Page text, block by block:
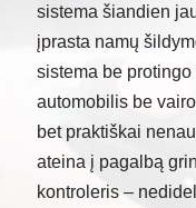
sistema šiandien
įprasta namų
sistema be
automobilis be
bet praktiškai
ateina į pagalbą
kontroleris –